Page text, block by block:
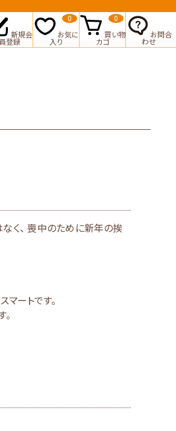
新規会
員登録
お気に
入り
0
買い物
カゴ
0
お問合
わせ
く、 喪中のために新年の挨
ートです。